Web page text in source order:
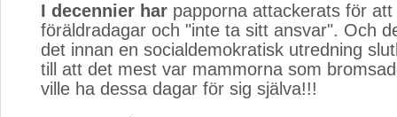
I decennier har papporna attackerats för
föräldradagar och "inte ta sitt ansvar". Och
det innan en socialdemokratisk utredning
till att det mest var mammorna som
ville ha dessa dagar för sig själva!!!